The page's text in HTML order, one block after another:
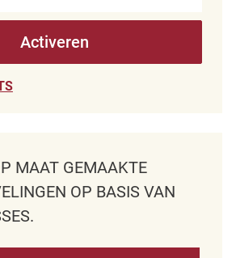
Activeren
MAAT GEMAAKTE
OP BASIS VAN